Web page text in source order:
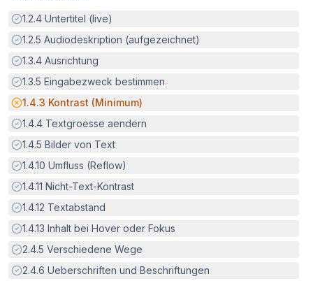
Erfüllt:
1.2.4 Untertitel (live)
Erfüllt:
1.2.5 Audiodeskription (aufgezeichnet)
Erfüllt:
1.3.4 Ausrichtung
Erfüllt:
1.3.5 Eingabezweck bestimmen
Potenzielle Barriere:
1.4.3 Kontrast (Minimum)
Erfüllt:
1.4.4 Textgroesse aendern
Erfüllt:
1.4.5 Bilder von Text
Erfüllt:
1.4.10 Umfluss (Reflow)
Erfüllt:
1.4.11 Nicht-Text-Kontrast
Erfüllt:
1.4.12 Textabstand
Erfüllt:
1.4.13 Inhalt bei Hover oder Fokus
Erfüllt:
2.4.5 Verschiedene Wege
Erfüllt:
2.4.6 Ueberschriften und Beschriftungen